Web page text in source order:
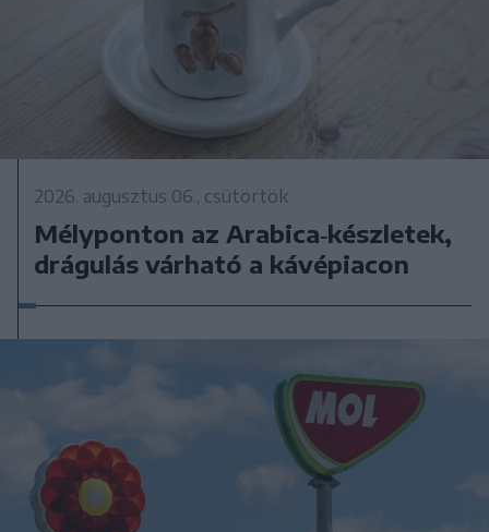
2026. augusztus 06., csütörtök
Mélyponton az Arabica‑készletek,
drágulás várható a kávépiacon